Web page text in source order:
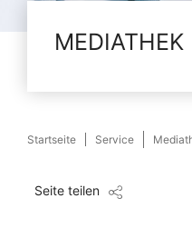
MEDIATHEK
Startseite Service
Seite teilen